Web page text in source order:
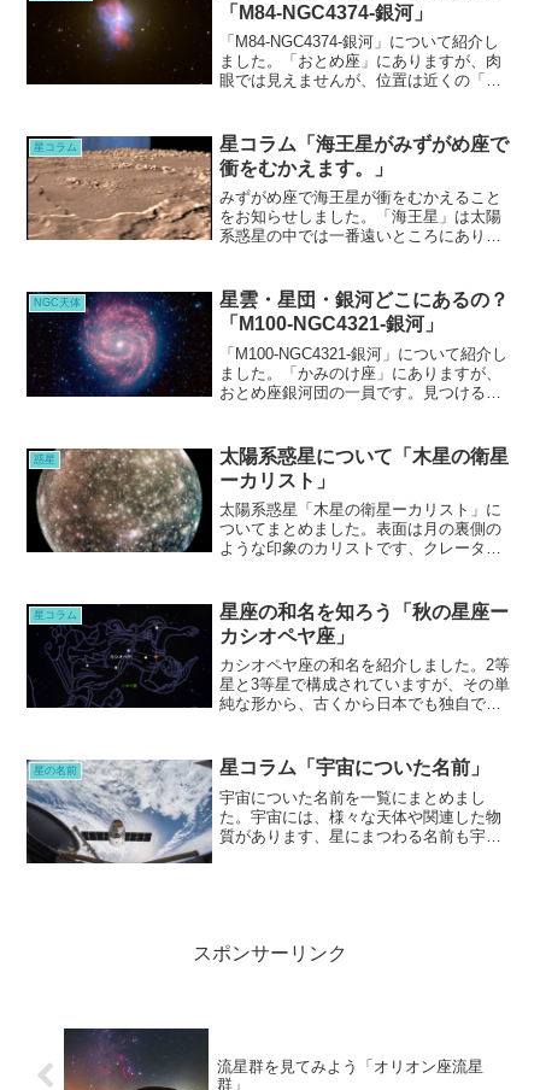
「M84-NGC4374-銀河」
「M84-NGC4374-銀河」について紹介し
ました。「おとめ座」にありますが、肉
眼では見えませんが、位置は近くの「し
ールがありますが、それぞれ特徴が違う
ので、それらを考えるのも楽しいでしょ
う。
星コラム
星コラム「海王星がみずがめ座で
衝をむかえます。」
みずがめ座で海王星が衝をむかえること
をお知らせしました。「海王星」は太陽
系惑星の中では一番遠いところにありま
ょう。
NGC天体
星雲・星団・銀河どこにあるの？
「M100-NGC4321-銀河」
「M100-NGC4321-銀河」について紹介し
ました。「かみのけ座」にありますが、
おとめ座銀河団の一員です。見つける時
が一役買ってくれることでしょう。
惑星
太陽系惑星について「木星の衛星
ーカリスト」
太陽系惑星「木星の衛星ーカリスト」に
ついてまとめました。表面は月の裏側の
ような印象のカリストです、クレーター
内部のシュミレートできるのが、すごい
ですね。
星コラム
星座の和名を知ろう「秋の星座ー
カシオペヤ座」
カシオペヤ座の和名を紹介しました。2等
星と3等星で構成されていますが、その単
純な形から、古くから日本でも独自で呼
見る時期によっては逆向きの「M」とし
て、探すキーワードにもなっています。
星の名前 星コラム「宇宙についた名前」
宇宙についた名前を一覧にまとめまし
た。宇宙には、様々な天体や関連した物
質があります、星にまつわる名前も宇宙
スポンサーリンク
流星群を見てみよう「オリオン座流星
群」